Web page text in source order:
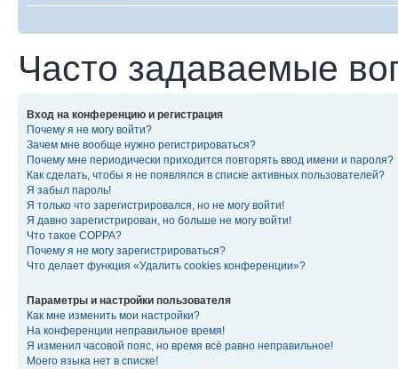
Часто задаваемые
Вход на конференцию и регистрация
Почему я не могу войти?
Зачем мне вообще нужно регистрироваться?
Почему мне периодически приходится повторять ввод имени и пароля?
Как сделать, чтобы я не появлялся в списке активных пользователей?
Я забыл пароль!
Я только что зарегистрировался, но не могу войти!
Я давно зарегистрирован, но больше не могу войти!
Что такое COPPA?
Почему я не могу зарегистрироваться?
Что делает функция «Удалить cookies конференции»?
Параметры и настройки пользователя
Как мне изменить мои настройки?
На конференции неправильное время!
Я изменил часовой пояс, но время всё равно неправильное!
Моего языка нет в списке!